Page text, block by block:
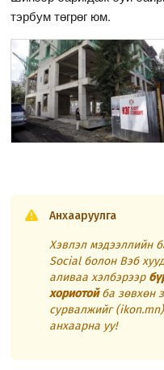
тэрбум төгрөг юм.
Анхааруулга
Хэвлэл мэдээллийн
Social болон Вэб
аливаа хэлбэрээр
хориотойба зөвхөн
сурвалжийг
анхаарна уу!